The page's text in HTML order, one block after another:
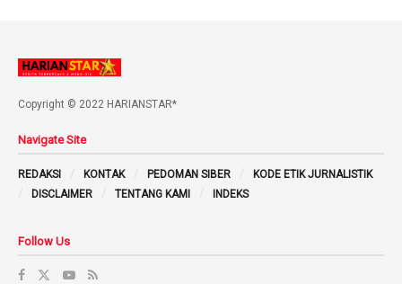
Copyright © 2022 HARIANSTAR*
Navigate Site
REDAKSI KONTAK PEDOMAN SIBER
KODE ETIK JURNALISTIK
DISCLAIMER
TENTANG KAMI INDEKS
Follow Us